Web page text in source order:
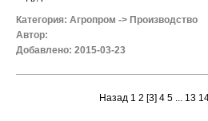
Категория: Агропром -> Производство
Автор:
Добавлено: 2015-03-23
Назад 1 2 [3] 4 5... 13